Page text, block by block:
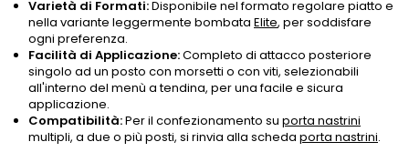
Varietà di Formati:Disponibile nel formato regolare piatto e
nella variante leggermente bombata Elite, per soddisfare
ogni preferenza.
Facilità di Applicazione:Completo di attacco posteriore
singolo ad un posto con morsetti o con viti, selezionabili
all'interno del menù a tendina, per una facile e sicura
applicazione.
Compatibilità:Per il confezionamento su porta nastrini
multipli, a due o più posti, si rinvia alla scheda porta nastrini.